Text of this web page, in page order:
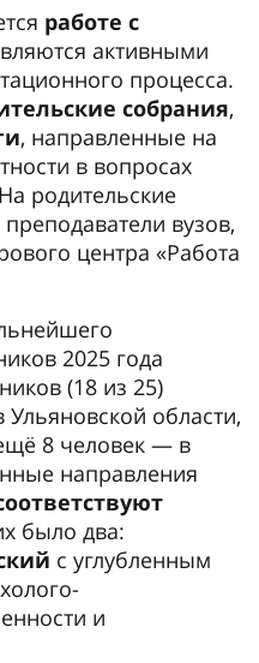
работе с
активными
процесса.
собрания,
, направленные на
в вопросах
родительские
вузов,
центра «Работа
2025 года
(18 из 25)
области,
8 человек — в
направления
было два:
с углубленным
и